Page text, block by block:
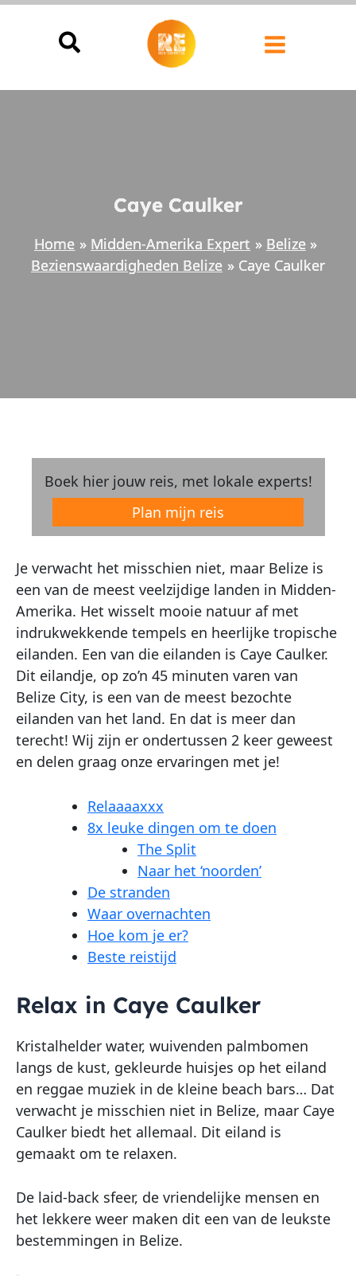
Ga
Caye Caulker
Home Midden-Amerika Expert
Belize
Bezienswaardigheden Belize
Caye Caulker
Boek hier jouw reis, met lokale experts!
Plan mijn reis
Je verwacht het misschien niet, maar Belize is
een van de meest veelzijdige landen in Midden-
Amerika. Het wisselt mooie natuur af met
indrukwekkende tempels en heerlijke tropische
eilanden. Een van die eilanden is Caye Caulker.
Dit eilandje, op zo’n 45 minuten varen van
Belize City, is een van de meest bezochte
eilanden van het land. En dat is meer dan
terecht! Wij zijn er ondertussen 2 keer geweest
en delen graag onze ervaringen met je!
Relaaaaxxx
8x leuke dingen om te doen
The Split
Naar het ‘noorden’
De stranden
Waar overnachten
Hoe kom je er?
Beste reistijd
Relax in Caye Caulker
Kristalhelder water, wuivenden palmbomen
langs de kust, gekleurde huisjes op het eiland
en reggae muziek in de kleine beach bars… Dat
verwacht je misschien niet in Belize, maar Caye
Caulker biedt het allemaal. Dit eiland is
gemaakt om te relaxen.
De laid-back sfeer, de vriendelijke mensen en
het lekkere weer maken dit een van de leukste
bestemmingen in Belize.